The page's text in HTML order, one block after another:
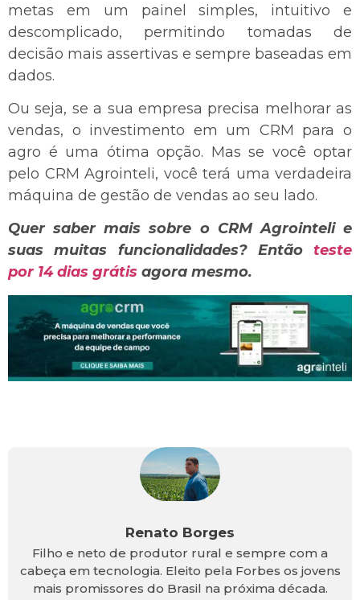
metas em um painel simples, intuitivo e
descomplicado, permitindo tomadas de
decisão mais assertivas e sempre baseadas em
dados.
Ou seja, se a sua empresa precisa melhorar as
vendas, o investimento em um CRM para o
agro é uma ótima opção. Mas se você optar
pelo CRM Agrointeli, você terá uma verdadeira
máquina de gestão de vendas ao seu lado.
Quer saber mais sobre o CRM Agrointeli e
suas muitas funcionalidades? Então teste
por 14 dias grátis agora mesmo.
Renato Borges
Filho e neto de produtor rural e sempre com a
cabeça em tecnologia. Eleito pela Forbes os jovens
mais promissores do Brasil na próxima década.